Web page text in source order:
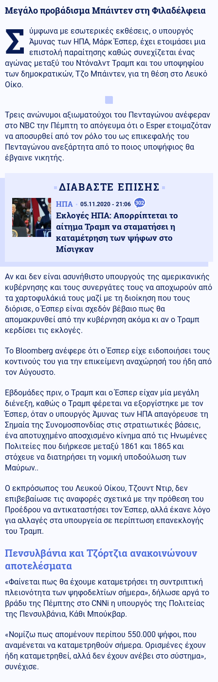
Μεγάλο προβάδισμα Μπάιντεν στη Φιλαδέλφεια
Σ
ύμφωνα με εσωτερικές εκθέσεις, ο υπουργός
Άμυνας των ΗΠΑ, Μάρκ Έσπερ, έχει ετοιμάσει μια
επιστολή παραίτησης καθώς συνεχίζεται ένας
αγώνας μεταξύ του Ντόναλντ Τραμπ και του υποψηφίου
των δημοκρατικών, Τζο Μπάιντεν, για τη θέση στο Λευκό
Οίκο.
Τρεις ανώνυμοι αξιωματούχοι του Πενταγώνου ανέφεραν
στο NBC την Πέμπτη το απόγευμα ότι ο Esper ετοιμαζόταν
να αποσυρθεί από τον ρόλο του ως επικεφαλής του
Πενταγώνου ανεξάρτητα από το ποιος υποψήφιος θα
έβγαινε νικητής.
ΔΙΑΒΑΣΤΕ ΕΠΙΣΗΣ
ΗΠΑ 05.11.2020 - 21:06 302
Εκλογές ΗΠΑ: Απορρίπτεται το
αίτημα Τραμπ να σταματήσει η
καταμέτρηση των ψήφων στο
Μίσιγκαν
Αν και δεν είναι ασυνήθιστο υπουργούς της αμερικανικής
κυβέρνησης και τους συνεργάτες τους να αποχωρούν από
τα χαρτοφυλάκιά τους μαζί με τη διοίκηση που τους
διόρισε, ο Έσπερ είναι σχεδόν βέβαιο πως θα
απομακρυνθεί από την κυβέρνηση ακόμα κι αν ο Τραμπ
κερδίσει τις εκλογές.
Το Bloomberg ανέφερε ότι ο Έσπερ είχε ειδοποιήσει τους
κοντινούς του για την επικείμενη αναχώρησή του ήδη από
τον Αύγουστο.
Εβδομάδες πριν, ο Τραμπ και ο Έσπερ είχαν μία μεγάλη
διένεξη, καθώς ο Τραμπ φέρεται να εξοργίστηκε με τον
Έσπερ, όταν ο υπουργός Άμυνας των ΗΠΑ απαγόρευσε τη
Σημαία της Συνομοσπονδίας στις στρατιωτικές βάσεις,
ένα αποτυχημένο αποσχισμένο κίνημα από τις Ηνωμένες
Πολιτείες που διήρκεσε μεταξύ 1861 και 1865 και
στόχευε να διατηρήσει τη νομική υποδούλωση των
Μαύρων..
Ο εκπρόσωπος του Λευκού Οίκου, Τζουντ Ντιρ, δεν
επιβεβαίωσε τις αναφορές σχετικά με την πρόθεση του
Προέδρου να αντικαταστήσει τον Έσπερ, αλλά έκανε λόγο
για αλλαγές στα υπουργεία σε περίπτωση επανεκλογής
του Τραμπ.
Πενσυλβάνια και Τζόρτζια ανακοινώνουν
αποτελέσματα
«Φαίνεται πως θα έχουμε καταμετρήσει τη συντριπτική
πλειονότητα των ψηφοδελτίων σήμερα», δήλωσε αργά το
βράδυ της Πέμπτης στο CNNi η υπουργός της Πολιτείας
της Πενσυλβάνια, Κάθι Μπούκβαρ.
«Νομίζω πως απομένουν περίπου 550.000 ψήφοι, που
αναμένεται να καταμετρηθούν σήμερα. Ορισμένες έχουν
ήδη καταμετρηθεί, αλλά δεν έχουν ανέβει στο σύστημα»,
συνέχισε.